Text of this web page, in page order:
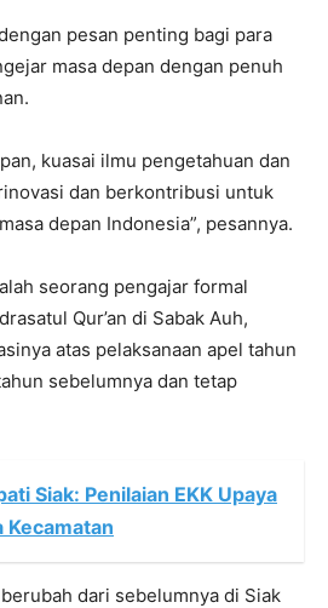
pesan penting bagi para
masa depan dengan penuh
kuasai ilmu pengetahuan dan
dan berkontribusi untuk
depan Indonesia”, pesannya.
seorang pengajar formal
Qur’an di Sabak Auh,
atas pelaksanaan apel tahun
sebelumnya dan tetap
Siak: Penilaian EKK Upaya
dari sebelumnya di Siak